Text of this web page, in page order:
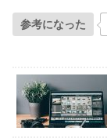
参考になった